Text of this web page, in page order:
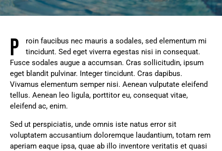
P
roin faucibus nec mauris a sodales, sed elementum mi
tincidunt. Sed eget viverra egestas nisi in consequat.
Fusce sodales augue a accumsan. Cras sollicitudin, ipsum
eget blandit pulvinar. Integer tincidunt. Cras dapibus.
Vivamus elementum semper nisi. Aenean vulputate eleifend
tellus. Aenean leo ligula, porttitor eu, consequat vitae,
eleifend ac, enim.
Sed ut perspiciatis, unde omnis iste natus error sit
voluptatem accusantium doloremque laudantium, totam rem
aperiam eaque ipsa, quae ab illo inventore veritatis et quasi